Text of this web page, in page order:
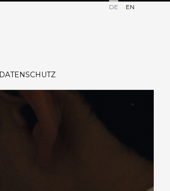
DE EN
DATENSCHUTZ